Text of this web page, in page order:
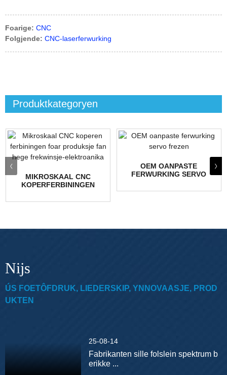
Foarige: CNC
Folgjende: CNC-laserferwurking
Produktkategoryen
MIKROSKAAL CNC
KOPERFERBININGEN
FREKWINSJE...
OEM OANPASTE
FERWURKING SERVO
Nijs
ÚS FOETÔFDRUK, LIEDERSKIP, YNNOVAASJE, PROD
UKTEN
25-08-14
Fabrikanten sille folslein spektrum b
erikke ...